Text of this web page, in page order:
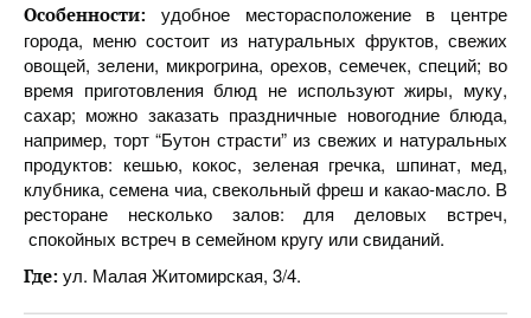
Особенности: удобное месторасположение в центре
города, меню состоит из натуральных фруктов, свежих
овощей, зелени, микрогрина, орехов, семечек, специй; во
время приготовления блюд не используют жиры, муку,
сахар; можно заказать праздничные новогодние блюда,
например, торт “Бутон страсти” из свежих и натуральных
продуктов: кешью, кокос, зеленая гречка, шпинат, мед,
клубника, семена чиа, свекольный фреш и какао-масло. В
ресторане несколько залов: для деловых встреч,
спокойных встреч в семейном кругу или свиданий.
Где: ул. Малая Житомирская, 3/4.